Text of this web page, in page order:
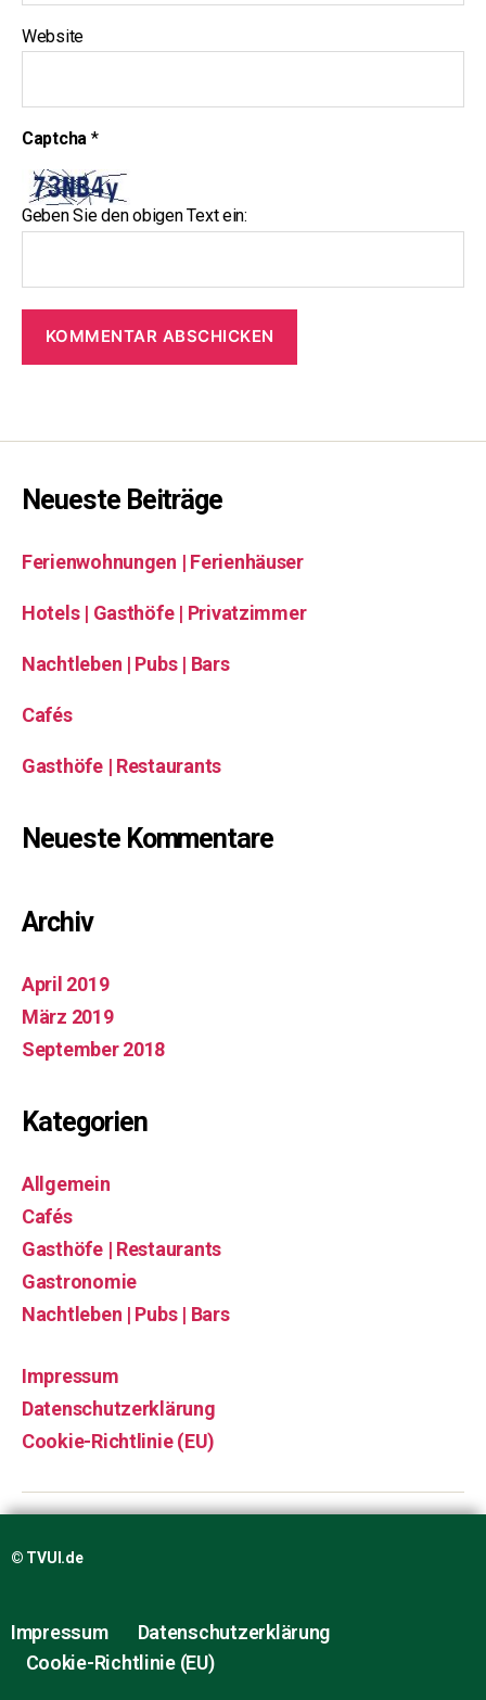
Website
Captcha *
Geben Sie den obigen Text ein:
Neueste Beiträge
Ferienwohnungen | Ferienhäuser
Hotels | Gasthöfe | Privatzimmer
Nachtleben | Pubs | Bars
Cafés
Gasthöfe | Restaurants
Neueste Kommentare
Archiv
April 2019
März 2019
September 2018
Kategorien
Allgemein
Cafés
Gasthöfe | Restaurants
Gastronomie
Nachtleben | Pubs | Bars
Impressum
Datenschutzerklärung
Cookie-Richtlinie (EU)
© TVUI.de
Impressum
Datenschutzerklärung
Cookie-Richtlinie (EU)